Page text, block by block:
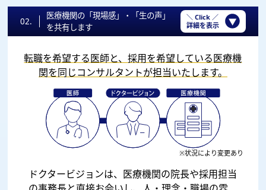
02.
医療機関の「現場感」・「生の声」
を共有します
＼ Click ／
詳細を表示
転職を希望する医師と、採用を希望している医療機
関を同じコンサルタントが担当いたします。
※状況により変更あり
ドクタービジョンは、医療機関の院長や採用担当